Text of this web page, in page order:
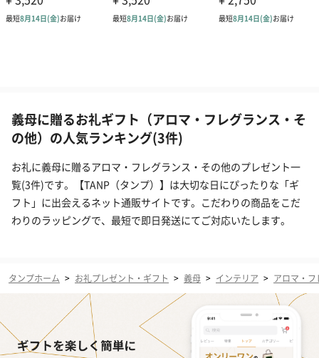
義母に贈るお礼ギフト（アロマ・フレグランス・そ
の他）の人気ランキング(3件)
お礼に義母に贈るアロマ・フレグランス・その他のプレゼント一
覧(3件)です。【TANP（タンプ）】は大切な日にぴったりな「ギ
フト」に出会えるネット通販サイトです。こだわりの商品をこだ
わりのラッピングで、最短で即日発送にてご対応いたします。
タンプホーム > お礼プレゼント・ギフト > 義母 > インテリア > アロマ・